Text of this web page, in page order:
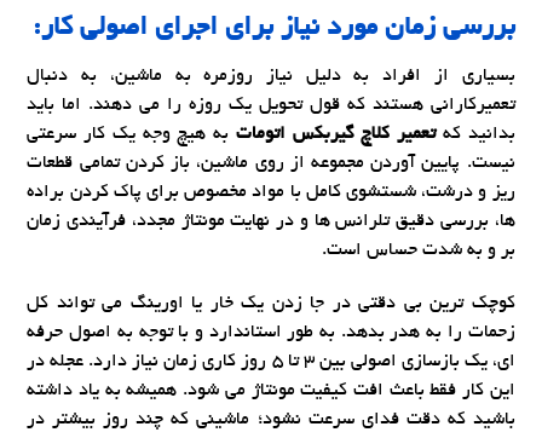
بررسی زمان مورد نیاز برای اجرای اصولی کار:
بسیاری از افراد به دلیل نیاز روزمره به ماشین، به دنبال
تعمیرکارانی هستند که قول تحویل یک روزه را می دهند. اما باید
بدانید کهتعمیر کلاچ گیربکس اتومات به هیچ وجه یک کار سرعتی
نیست. پایین آوردن مجموعه از روی ماشین، باز کردن تمامی قطعات
ریز و درشت، شستشوی کامل با مواد مخصوص برای پاک کردن براده
ها، بررسی دقیق تلرانس ها و در نهایت مونتاژ مجدد، فرآیندی زمان
بر و به شدت حساس است.
کوچک ترین بی دقتی در جا زدن یک خار یا اورینگ می تواند کل
زحمات را به هدر بدهد. به طور استاندارد و با توجه به اصول حرفه
ای، یک بازسازی اصولی بین3تا5 روز کاری زمان نیاز دارد. عجله در
این کار فقط باعث افت کیفیت مونتاژ می شود. همیشه به یاد داشته
باشید که دقت فدای سرعت نشود؛ ماشینی که چند روز بیشتر در